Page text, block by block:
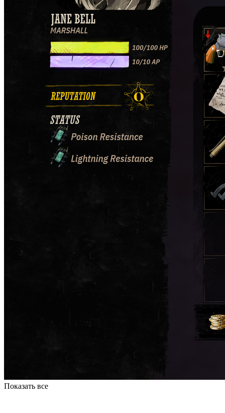
Показать все